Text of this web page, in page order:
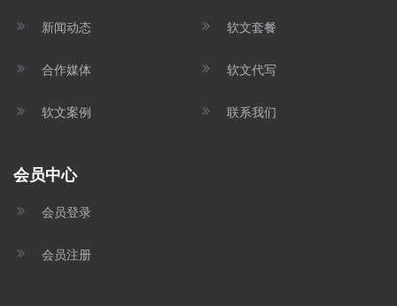
新闻动态
合作媒体
软文案例
软文套餐
软文代写
联系我们
会员中心
会员登录
会员注册